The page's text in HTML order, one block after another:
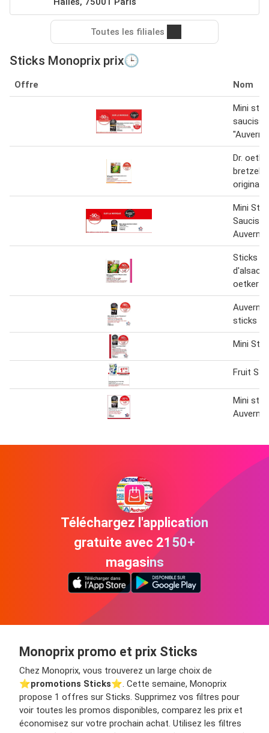
Toutes les filiales
Sticks Monoprix prix🕒
Offre Nom
Mini
Dr.
bretzels
original
Mini
Sticks
d'alsace
oetker
sticks
Mini
Fruit
Mini
Téléchargez l'application
gratuite avec 2150+
magasins
Monoprix promo et prix Sticks
Chez Monoprix, vous trouverez un large choix de
⭐️promotions Sticks⭐️. Cette semaine, Monoprix
propose 1 offres sur Sticks. Supprimez vos filtres pour
voir toutes les promos disponibles, comparez les prix et
économisez sur votre prochain achat. Utilisez les filtres